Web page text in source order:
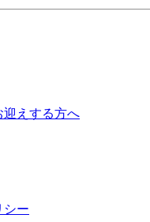
迎えする方へ
シー